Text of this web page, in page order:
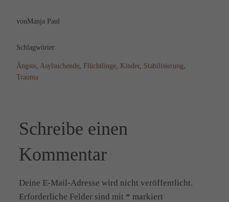
vonManja Paul
Schlagwörter:
Ängste Asylsuchende Flüchtlinge Kinder, Stabilisierung
Trauma
Schreibe einen
Kommentar
Deine E-Mail-Adresse wird nicht veröffentlicht.
Erforderliche Felder sind mit * markiert